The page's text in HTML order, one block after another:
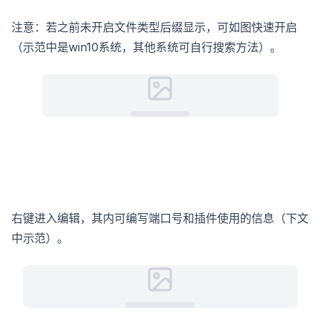
注意：若之前未开启文件类型后缀显示，可如图快速开启
（示范中是win10系统，其他系统可自行搜索方法）。
右键进入编辑，其内可编写端口号和插件使用的信息（下文
中示范）。